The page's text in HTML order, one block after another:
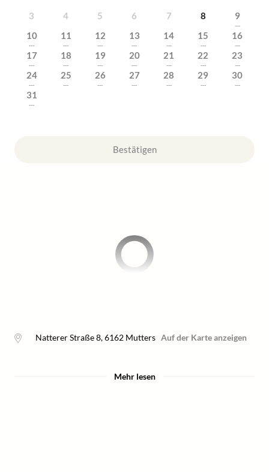
3
4 5 6 7 8 9
---
10
---
11
---
12
---
13
---
14
---
15
---
16
---
17
---
18
---
19
---
20
---
21
---
22
---
23
---
24
---
25
---
26
---
27
---
28
---
29
---
30
---
31
---
Bestätigen
Natterer Straße 8,6162 Mutters Auf der Karte anzeigen
Mehr lesen